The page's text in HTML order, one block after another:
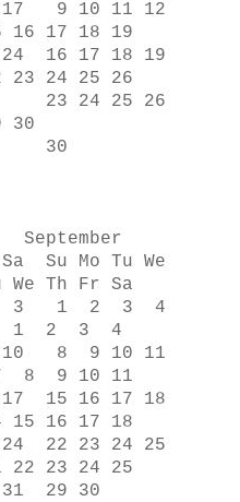
17 9 10 11 12
17 18 19
16 17 18 19
24 25 26
23 24 25 26
29 30
Su Mo Tu We
Th Fr Sa
2 3 4
3 4
8 9 10 11
8 9 10 11
15 16 17 18
16 17 18
22 23 24 25
23 24 25
31 29 30